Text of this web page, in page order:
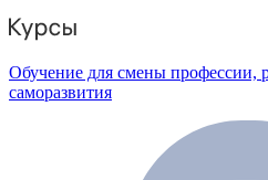
Обучение для смены профессии,
саморазвития